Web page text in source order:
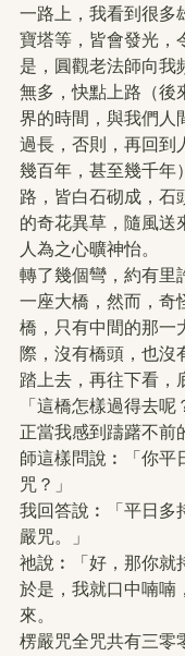
一路上，我看到很多
寶塔等，皆會發光，
是，圓觀老法師向我
無多，快點上路（後
界的時間，與我們人
過長，否則，再回到
幾百年，甚至幾千年
路，皆白石砌成，石
的奇花異草，隨風送
人為之心曠神怡。
轉了幾個彎，約有里
一座大橋，然而，奇
橋，只有中間的那一
際，沒有橋頭，也沒
踏上去，再往下看，
「這橋怎樣過得去呢
正當我感到躊躇不前
師這樣問說︰「你平
咒？」
我回答說︰「平日多
嚴咒。」
祂說︰「好，那你就
於是，我就口中喃喃
來。
楞嚴咒全咒共有三零